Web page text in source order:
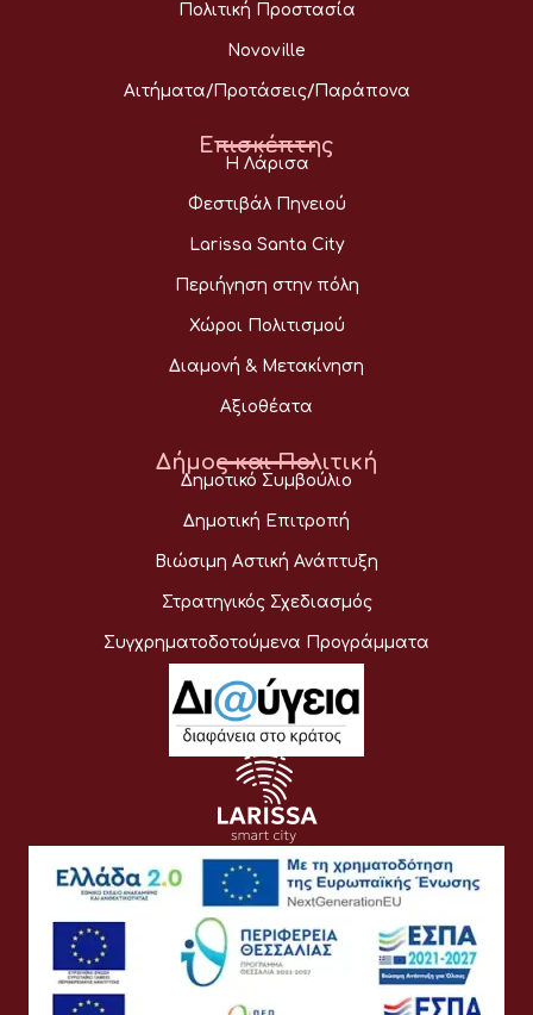
Πολιτική Προστασία
Novoville
Αιτήματα/Προτάσεις/Παράπονα
Επισκέπτης
Η Λάρισα
Φεστιβάλ Πηνειού
Larissa Santa City
Περιήγηση στην πόλη
Χώροι Πολιτισμού
Διαμονή & Μετακίνηση
Αξιοθέατα
Δήμος και Πολιτική
Δημοτικό Συμβούλιο
Δημοτική Επιτροπή
Βιώσιμη Αστική Ανάπτυξη
Στρατηγικός Σχεδιασμός
Συγχρηματοδοτούμενα Προγράμματα